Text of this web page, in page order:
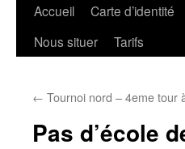
Accueil Carte d’identité
Nous situer
Tarifs
← Tournoi nord – 4eme tour
Pas d’école